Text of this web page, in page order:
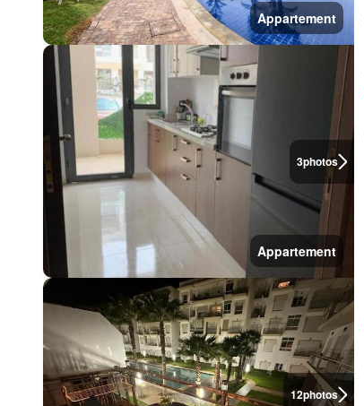
Appartement
3photos
Appartement
12photos